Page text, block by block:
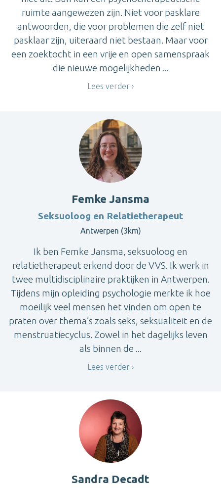
ruimte aangewezen zijn. Niet voor pasklare
antwoorden, die voor problemen die zelf niet
pasklaar zijn, uiteraard niet bestaan. Maar voor
een zoektocht in een vrije en open samenspraak
die nieuwe mogelijkheden ...
Lees verder
Femke Jansma
Seksuoloog en Relatietherapeut
Antwerpen (3km)
Ik ben Femke Jansma, seksuoloog en
relatietherapeut erkend door de VVS. Ik werk in
twee multidisciplinaire praktijken in Antwerpen.
Tijdens mijn opleiding psychologie merkte ik hoe
moeilijk veel mensen het vinden om open te
praten over thema’s zoals seks, seksualiteit en de
menstruatiecyclus. Zowel in het dagelijks leven
als binnen de ...
Lees verder
Sandra Decadt